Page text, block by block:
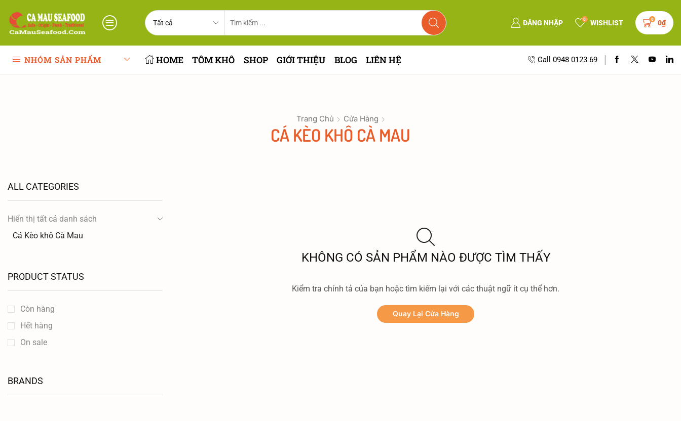
ĐĂNG NHẬP 0 WISHLIST 0 0₫
NHÓM SẢN PHẨM HOME TÔM KHÔ SHOP GIỚI THIỆU BLOG LIÊN HỆ Call 0948 0123 69
Trang Chủ Cửa Hàng
CÁ KÈO KHÔ CÀ MAU
KHÔNG CÓ SẢN PHẨM NÀO ĐƯỢC TÌM THẤY
Kiểm tra chính tả của bạn hoặc tìm kiếm lại với các thuật ngữ ít cụ thể hơn.
Quay Lại Cửa Hàng
ALL CATEGORIES
Hiển thị tất cả danh sách
Cá Kèo khô Cà Mau
PRODUCT STATUS
Còn hàng
Hết hàng
On sale
BRANDS